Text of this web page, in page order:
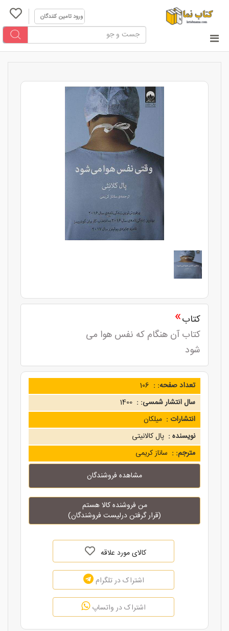
ورود تامین کنندگان
کتاب»
کتاب آن هنگام که نفس هوا می
شود
تعداد صفحه: : 106
سال انتشار شمسی: : 1400
انتشارات : میلکان
نویسنده : پال کالانیتی
مترجم: : ساناز کریمی
مشاهده فروشندگان
من فروشنده کالا هستم
(قرار گرفتن درلیست فروشندگان)
کالای مورد علاقه
اشتراک در تلگرام
اشتراک در واتساپ